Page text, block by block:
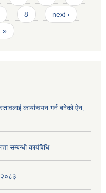
8 next ›
»
कार्यान्वयन गर्न बनेको ऐन‚
सम्बन्धी कार्यविधि
२०८३